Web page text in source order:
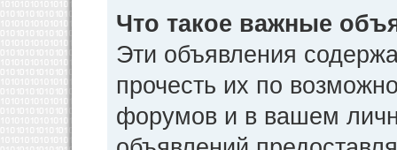
Что такое важные
Эти объявления
прочесть их по
форумов и в вашем